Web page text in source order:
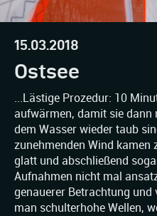
15.03.2018
Ostsee
...Lästige Prozedur: 10
aufwärmen, damit sie dann
dem Wasser wieder taub
zunehmenden Wind kamen
glatt und abschließend
Aufnahmen nicht mal
genauerer Betrachtung
man schulterhohe Wellen,